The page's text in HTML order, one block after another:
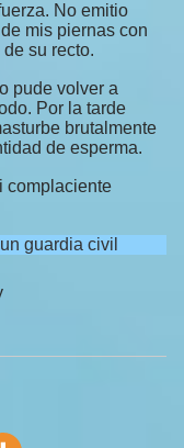
No emitio
mis piernas con
su recto.
pude volver a
Por la tarde
brutalmente
de esperma.
complaciente
guardia civil